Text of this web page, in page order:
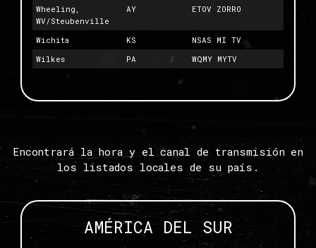
Wheeling,
WV/Steubenville
AY ETOV ZORRO
Wichita KS
NSAS MI TV
Wilkes
PA WQMY MYTV
Encontrará la hora y el canal de transmisión en
los listados locales de su país.
AMÉRICA DEL SUR